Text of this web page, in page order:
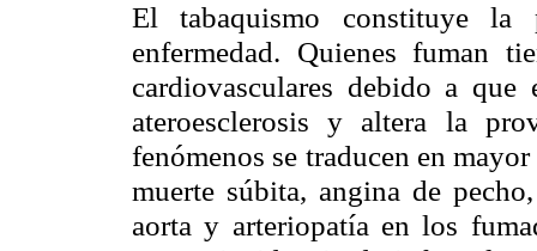
El tabaquismo constituye
enfermedad. Quienes fuman
cardiovasculares debido a
ateroesclerosis y altera la
fenómenos se traducen en
muerte súbita, angina de
aorta y arteriopatía en los